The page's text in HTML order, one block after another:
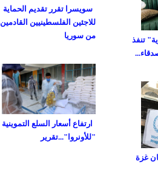
تنفذ
غزة
سويسرا تقرر تقديم الحماية
للاجئين الفلسطينيين القادمين
من سوريا
ارتفاع أسعار السلع التموينية
"للأونروا"...تقرير